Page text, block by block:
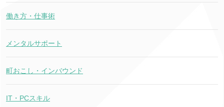
働き方・仕事術
メンタルサポート
町おこし・インバウンド
IT・PCスキル